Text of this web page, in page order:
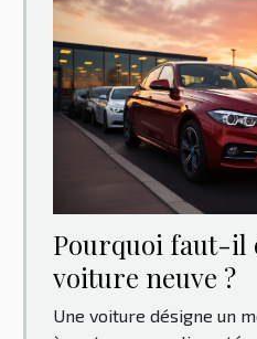
Pourquoi faut-il
voiture neuve ?
Une voiture désigne un